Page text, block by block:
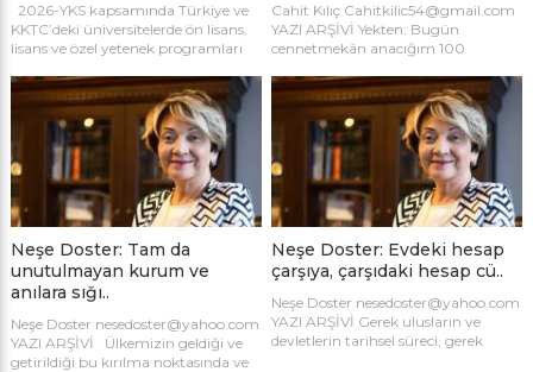
2026-YKS kapsamında Türkiye ve
KKTC’deki üniversitelerde ön lisans,
lisans ve özel yetenek programları
bulunuyor. Adaylar tercihlerini 29
Temmuz-10 Ağustos’ta yapacak.
Kontenjanlarda en dikkat çekici
artışlardan biri 16 kat büyüyen Siber
Güvenlik alanında oldu. *
Yükseköğretim Kurumları Sınavı’nın
(2026-YKS) sonuçları 21 Temmuz’da
açıklandıktan sonra adaylara ön
bilgi vermek amacıyla […]
Cahit Kılıç Cahitkilic54@gmail.com
YAZI ARŞİVİ Yekten: Bugün
cennetmekân anacığım 100
18.10.2022 Kafkas kızı, Kafkas
gelini… Otuz üç yaşında dul kaldı…
Elinde mavzer tüfek, düşman
karşısında beş yetimi büyüttü…
Altmış üç yıl boyunca kocasını bir
an bile olsun aklından çıkarmadı!
Hakkını ödememiz mümkün değil.
Nurlara gark olsun! *** Dubara:
Neşe Doster: Tam da
unutulmayan kurum ve
anılara sığı..
Neşe Doster nesedoster@yahoo.com
YAZI ARŞİVİ Ülkemizin geldiği ve
getirildiği bu kırılma noktasında ve
Neşe Doster: Evdeki hesap
çarşıya, çarşıdaki hesap cü..
Neşe Doster nesedoster@yahoo.com
YAZI ARŞİVİ Gerek ulusların ve
devletlerin tarihsel süreci, gerek